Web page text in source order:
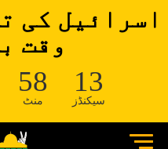
اسرائیل کی
وقت
58
منٹ
13
سیکنڈز